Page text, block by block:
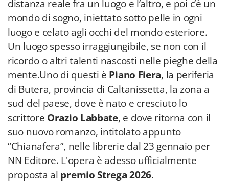
distanza reale fra un luogo e l’altro, e poi c’è un
mondo di sogno, iniettato sotto pelle in ogni
luogo e celato agli occhi del mondo esteriore.
Un luogo spesso irraggiungibile, se non con il
ricordo o altri talenti nascosti nelle pieghe della
mente.Uno di questi è Piano Fiera, la periferia
di Butera, provincia di Caltanissetta, la zona a
sud del paese, dove è nato e cresciuto lo
scrittore Orazio Labbate, e dove ritorna con il
suo nuovo romanzo, intitolato appunto
“Chianafera”, nelle librerie dal 23 gennaio per
NN Editore. L'opera è adesso ufficialmente
proposta al premio Strega 2026.